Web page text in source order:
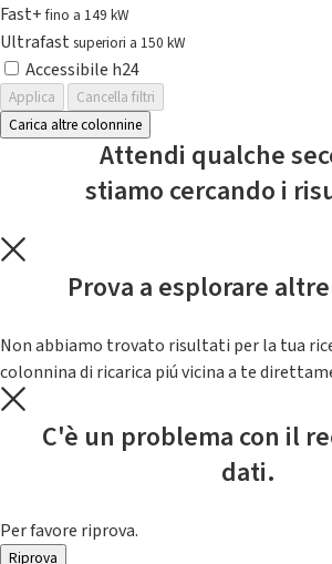
Fast+fino a 149 kW
Ultrafast superiori a 150 kW
Accessibile h24
Applica
Cancella filtri
Carica altre colonnine
Attendi qualche
stiamo cercando i
Prova a esplorare
Non abbiamo trovato risultati per la tua
colonnina di ricarica piú vicina a te
C'è un problema con il
dati.
Per favore riprova.
Riprova